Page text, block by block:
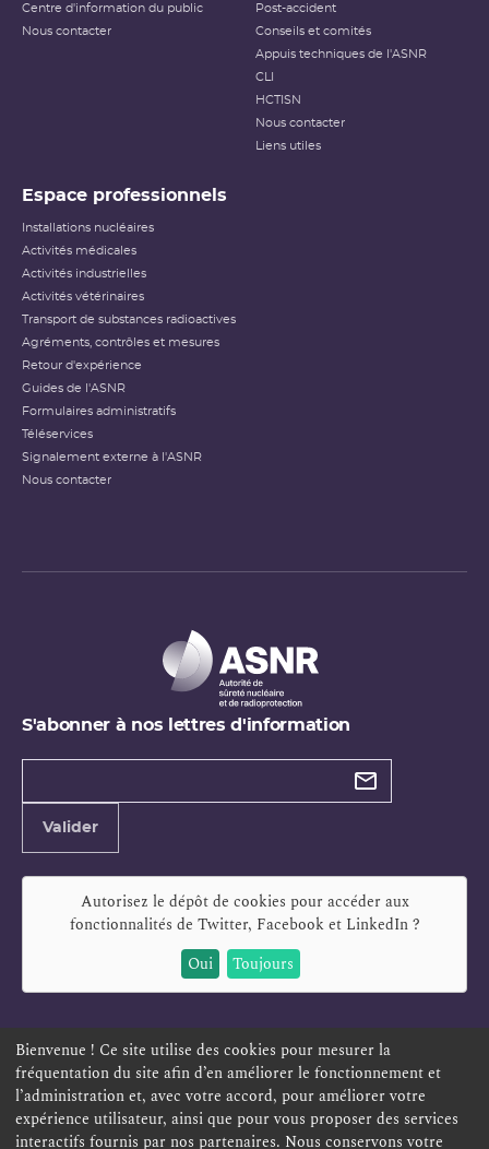
Centre d'information du public
Nous contacter
Post-accident
Conseils et comités
Appuis techniques de l'ASNR
CLI
HCTISN
Nous contacter
Liens utiles
Espace professionnels
Installations nucléaires
Activités médicales
Activités industrielles
Activités vétérinaires
Transport de substances radioactives
Agréments, contrôles et mesures
Retour d'expérience
Guides de l'ASNR
Formulaires administratifs
Téléservices
Signalement externe à l'ASNR
Nous contacter
S'abonner à nos lettres d'information
Types de
Valider
Autorisez le dépôt de cookies pour accéder aux
fonctionnalités de Twitter, Facebook et LinkedIn?
Oui
Toujours
ESPACE PERSONNEL OFFRES D'EMPLOI SIGNALEMENT
TÉLÉSERVICES PLAN DU SITE
ACCESSIBILITÉ POLITIQUE DE CONFIDENTIALITÉ
Bienvenue ! Ce site utilise des cookies pour mesurer la
fréquentation du site afin d’en améliorer le fonctionnement et
l’administration et, avec votre accord, pour améliorer votre
expérience utilisateur, ainsi que pour vous proposer des services
interactifs fournis par nos partenaires. Nous conservons votre